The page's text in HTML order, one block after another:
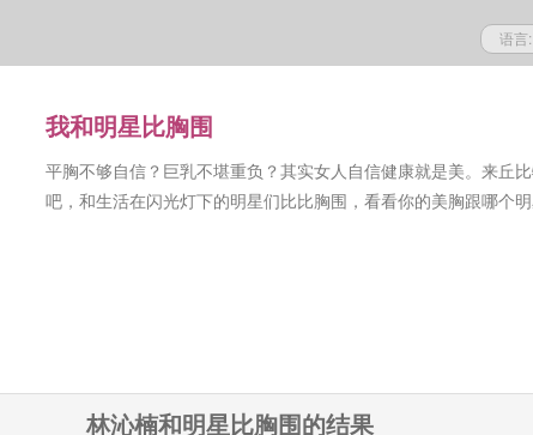
语言:
我和明星比胸围
平胸不够自信？巨乳不堪重负？其实女人自信健康就是美。来丘
吧，和生活在闪光灯下的明星们比比胸围，看看你的美胸跟哪个明
林沁楠和明星比胸围的结果